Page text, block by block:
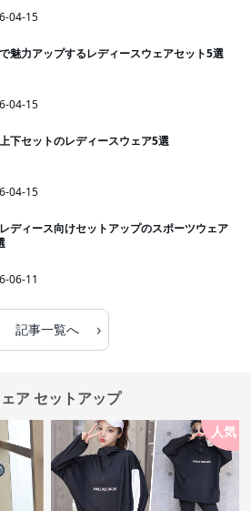
04-15
魅力アップするレディースウェアセット5選
04-15
下セットのレディースウェア5選
04-15
ディース向けセットアップのスポーツウェア
06-11
記事一覧へ ›
ア セットアップ
人気